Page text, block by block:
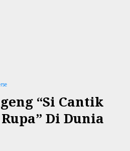
“Si Cantik
Di Dunia